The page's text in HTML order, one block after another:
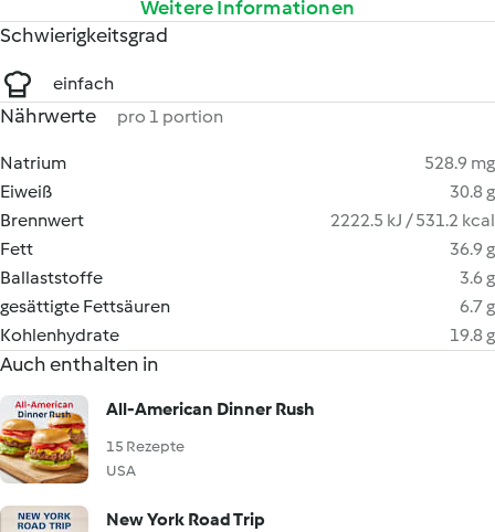
Weitere Informationen
Schwierigkeitsgrad
einfach
Nährwerte pro 1 portion
Natrium
528.9 mg
Eiweiß
30.8 g
Brennwert
2222.5 kJ / 531.2 kcal
Fett
36.9 g
Ballaststoffe
3.6 g
gesättigte Fettsäuren
6.7 g
Kohlenhydrate
19.8 g
Auch enthalten in
All-American Dinner Rush
15 Rezepte
USA
New York Road Trip